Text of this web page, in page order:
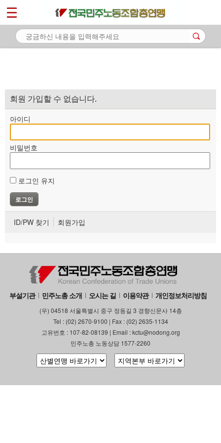
회원 가입할 수 없습니다.
아이디
비밀번호
로그인 유지
ID/PW 찾기 회원가입
부설기관 민주노총 소개 오시는 길 이용약관 개인정보처리방침
(우) 04518 서울특별시 중구 정동길 3 경향신문사 14층
Tel : (02) 2670-9100 | Fax : (02) 2635-1134
고유번호 : 107-82-08139 | Email : kctu@nodong.org
민주노총 노동상담 1577-2260
마이페이지
소개
자료
부설기관